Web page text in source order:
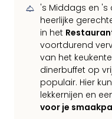
's Middags en 's
heerlijke
in het
voortdurend
van het
dinerbuffet op
populair. Hier
lekkernijen en
voor je